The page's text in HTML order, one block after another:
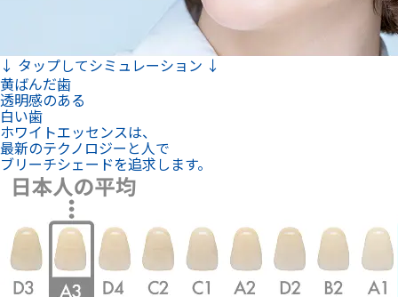
↓ タップしてシミュレーション ↓
黄ばんだ歯
透明感のある
白い歯
ホワイトエッセンスは、
最新のテクノロジーと人で
ブリーチシェードを追求します。